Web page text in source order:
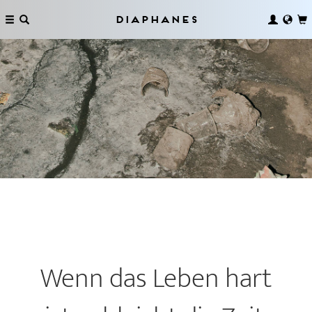
Diaphanes
Wenn das Leben hart